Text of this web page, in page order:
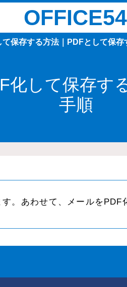
OFFICE54
保存する方法｜PDFとして保存
化して保存す
手順
。あわせて、メールをPDF